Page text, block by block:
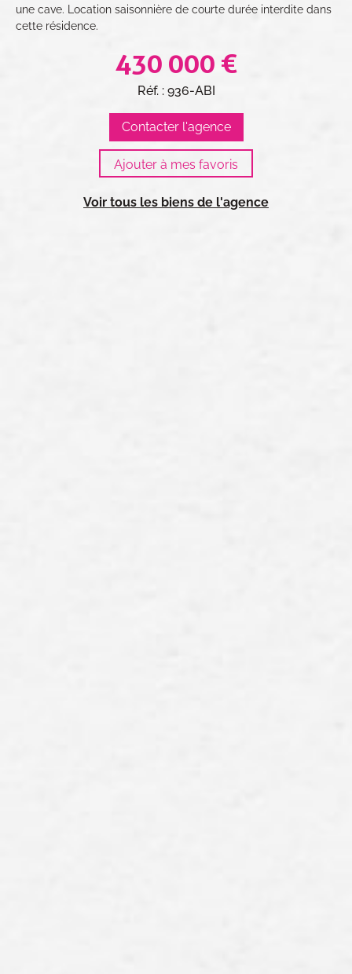
une cave. Location saisonnière de courte durée interdite dans
cette résidence.
430 000 €
Réf. : 936-ABI
Contacter l'agence
Voir tous les biens de l'agence